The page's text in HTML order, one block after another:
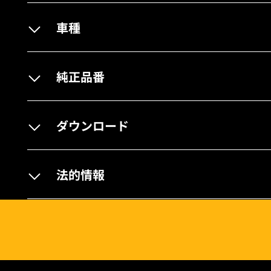
車種
純正品番
ダウンロード
法的情報